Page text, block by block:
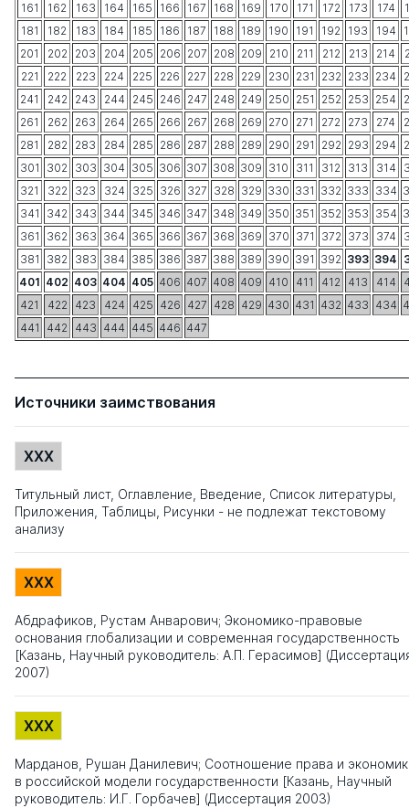
161
162 163 164 165 166 167 168 169 170 171 172 173 174
181
182 183 184 185 186 187 188 189 190 191 192 193 194
201
202 203 204 205 206 207 208 209 210 211 212 213 214
221
222 223 224 225 226 227 228 229 230 231 232 233 234
241
242 243 244 245 246 247 248 249 250 251 252 253 254
261
262 263 264 265 266 267 268 269 270 271 272 273 274
281
282 283 284 285 286 287 288 289 290 291 292 293 294
301
302 303 304 305 306 307 308 309 310 311 312 313 314
321
322 323 324 325 326 327 328 329 330 331 332 333 334
341
342 343 344 345 346 347 348 349 350 351 352 353 354
361
362 363 364 365 366 367 368 369 370 371 372 373 374
381
382 383 384 385 386 387 388 389 390 391 392 393 394
401 402 403 404 405 406 407 408 409 410 411 412 413 414
421
422 423 424 425 426 427 428 429 430 431 432 433 434
441
442 443 444 445 446 447
Источники заимствования
XXX
Титульный лист, Оглавление, Введение, Список литературы,
Приложения, Таблицы, Рисунки - не подлежат текстовому
анализу
XXX
Абдрафиков, Рустам Анварович; Экономико-правовые
основания глобализации и современная государственность
[Казань, Научный руководитель: А.П. Герасимов]
2007)
XXX
Марданов, Рушан Данилевич; Соотношение права и
в российской модели государственности [Казань, Научный
руководитель: И.Г. Горбачев] (Диссертация 2003)